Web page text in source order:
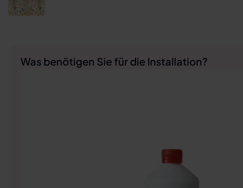
Was benötigen Sie für die Installation?